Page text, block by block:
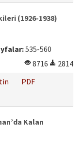
(1926-1938)
535-560
8716
2814
PDF
Kalan